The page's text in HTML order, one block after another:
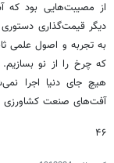
از مصیبت‌هایی بود که
دیگر قیمت‌گذاری
به تجربه و اصول علمی
که چرخ را از نو
هیچ جای دنیا اجرا
آفت‌های صنعت
۴۶